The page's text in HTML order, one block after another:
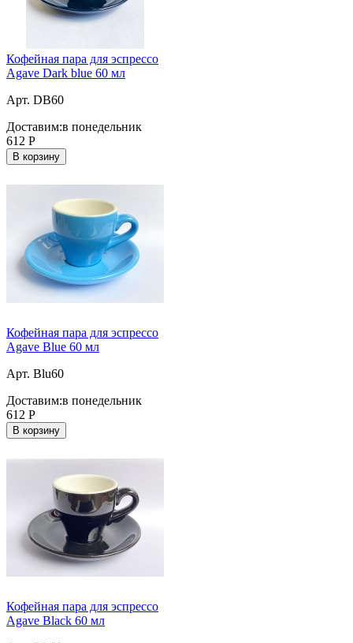
Кофейная пара для эспрессо
Agave Dark blue 60 мл
Арт. DB60
Доставим:в понедельник
612 Р
В корзину
Кофейная пара для эспрессо
Agave Blue 60 мл
Арт. Blu60
Доставим:в понедельник
612 Р
В корзину
Кофейная пара для эспрессо
Agave Black 60 мл